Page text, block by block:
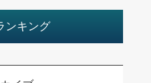
ンキング